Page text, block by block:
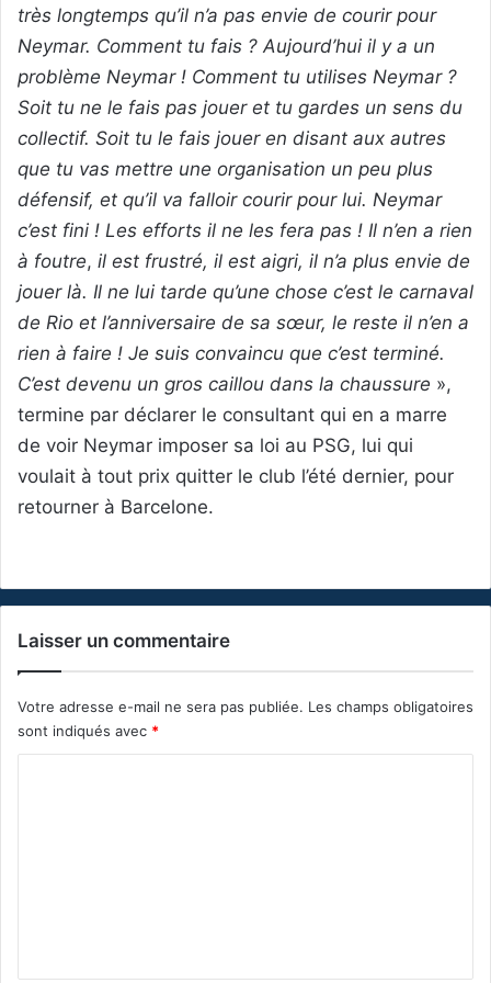
très longtemps qu’il n’a pas envie de courir pour
Neymar. Comment tu fais ? Aujourd’hui il y a un
problème Neymar ! Comment tu utilises Neymar ?
Soit tu ne le fais pas jouer et tu gardes un sens du
collectif. Soit tu le fais jouer en disant aux autres
que tu vas mettre une organisation un peu plus
défensif, et qu’il va falloir courir pour lui. Neymar
c’est fini ! Les efforts il ne les fera pas ! Il n’en a rien
à foutre, il est frustré, il est aigri, il n’a plus envie de
jouer là. Il ne lui tarde qu’une chose c’est le carnaval
de Rio et l’anniversaire de sa sœur, le reste il n’en a
rien à faire ! Je suis convaincu que c’est terminé.
C’est devenu un gros caillou dans la chaussure »,
termine par déclarer le consultant qui en a marre
de voir Neymar imposer sa loi au PSG, lui qui
voulait à tout prix quitter le club l’été dernier, pour
retourner à Barcelone.
Laisser un commentaire
Votre adresse e-mail ne sera pas publiée. Les champs obligatoires
sont indiqués avec *